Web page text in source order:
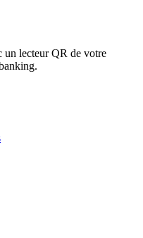
un lecteur QR de votre